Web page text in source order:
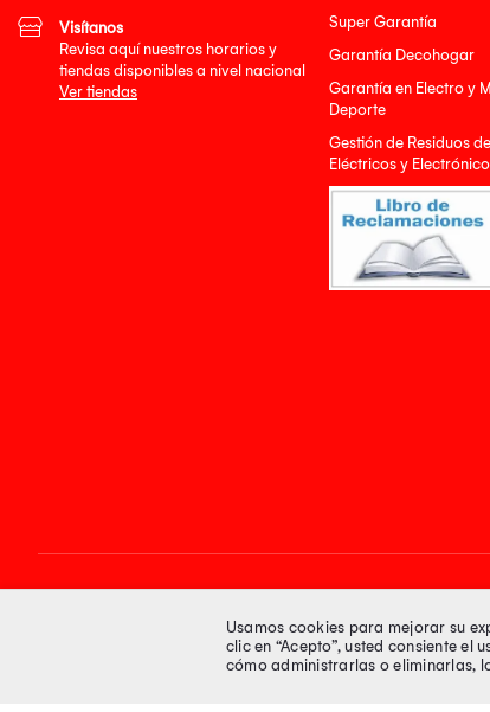
Super Garantía
Garantía Decohogar
Garantía en Electro y
Deporte
Gestión de Residuos
Eléctricos y
Visítanos
Revisa aquí nuestros horarios y
tiendas disponibles a nivel nacional
Ver tiendas
Síguenos enUsamos cookies para mejorar su
clic en “Acepto”, usted consiente el
cómo administrarlas o eliminarlas,